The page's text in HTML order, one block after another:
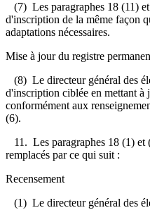
(7) Les paragraphes 18 (11)
d'inscription de la même façon
adaptations nécessaires.
Mise à jour du registre
(8) Le directeur général des
d'inscription ciblée en mettant à
conformément aux
(6).
11. Les paragraphes 18 (1) et
remplacés par ce qui suit :
Recensement
(1) Le directeur général des